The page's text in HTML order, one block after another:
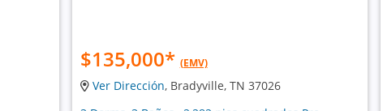
$135,000* (EMV)
Ver Dirección, Bradyville, TN 37026